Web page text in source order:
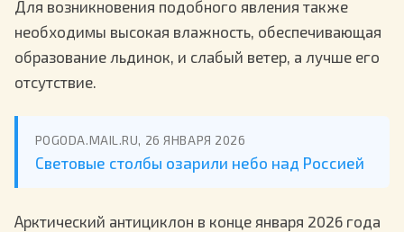
Для возникновения подобного явления также
необходимы высокая влажность, обеспечивающая
образование льдинок, и слабый ветер, а лучше его
отсутствие.
POGODA.MAIL.RU, 26 ЯНВАРЯ 2026
Световые столбы озарили небо над Россией
Арктический антициклон в конце января 2026 года